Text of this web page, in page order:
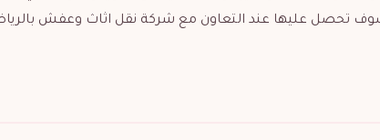
تحصل عليها عند التعاون مع شركة نقل اثاث وعفش